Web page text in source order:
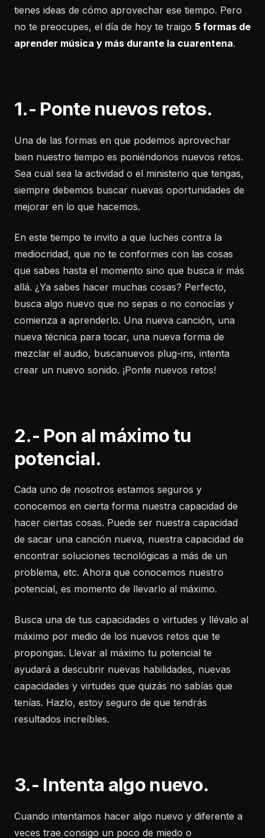
tienes ideas de cómo aprovechar ese tiempo. Pero
no te preocupes, el día de hoy te traigo 5 formas de
aprender música y más durante la cuarentena.
1.- Ponte nuevos retos.
Una de las formas en que podemos aprovechar
bien nuestro tiempo es poniéndonos nuevos retos.
Sea cual sea la actividad o el ministerio que tengas,
siempre debemos buscar nuevas oportunidades de
mejorar en lo que hacemos.
En este tiempo te invito a que luches contra la
mediocridad, que no te conformes con las cosas
que sabes hasta el momento sino que busca ir más
allá. ¿Ya sabes hacer muchas cosas? Perfecto,
busca algo nuevo que no sepas o no conocías y
comienza a aprenderlo. Una nueva canción, una
nueva técnica para tocar, una nueva forma de
mezclar el audio, buscanuevos plug-ins, intenta
crear un nuevo sonido. ¡Ponte nuevos retos!
2.- Pon al máximo tu
potencial.
Cada uno de nosotros estamos seguros y
conocemos en cierta forma nuestra capacidad de
hacer ciertas cosas. Puede ser nuestra capacidad
de sacar una canción nueva, nuestra capacidad de
encontrar soluciones tecnológicas a más de un
problema, etc. Ahora que conocemos nuestro
potencial, es momento de llevarlo al máximo.
Busca una de tus capacidades o virtudes y llévalo al
máximo por medio de los nuevos retos que te
propongas. Llevar al máximo tu potencial te
ayudará a descubrir nuevas habilidades, nuevas
capacidades y virtudes que quizás no sabías que
tenías. Hazlo, estoy seguro de que tendrás
resultados increíbles.
3.- Intenta algo nuevo.
Cuando intentamos hacer algo nuevo y diferente a
veces trae consigo un poco de miedo o